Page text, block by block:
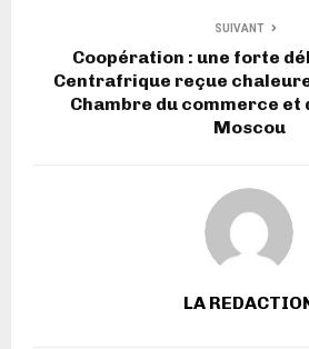
SUIVANT
Coopération : une forte
Centrafrique reçue
Chambre du commerce et
Moscou
LA